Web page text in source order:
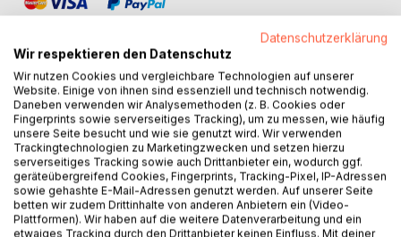
BESCHREIBUNG
Das Buch „Letzte Flüchtlingszüge aus Ostpreußen“ füllt
zum Thema „Flucht und Vertreibung“ für Historiker,
Geschichtsinteressierte sowie Heimatvertriebene und
deren Nachkommen eine Lücke, denn es handelt sich um
eine erste zusammenhängende Darstellung der letzten
Datenschutzerklärung
Wir respektieren den Datenschutz
Wir nutzen Cookies und vergleichbare Technologien auf unserer
Website. Einige von ihnen sind essenziell und technisch notwendig.
Daneben verwenden wir Analysemethoden (z. B. Cookies oder
Fingerprints sowie serverseitiges Tracking), um zu messen, wie häufig
unsere Seite besucht und wie sie genutzt wird. Wir verwenden
Trackingtechnologien zu Marketingzwecken und setzen hierzu
serverseitiges Tracking sowie auch Drittanbieter ein, wodurch ggf.
geräteübergreifend Cookies, Fingerprints, Tracking-Pixel, IP-Adressen
sowie gehashte E-Mail-Adressen genutzt werden. Auf unserer Seite
betten wir zudem Drittinhalte von anderen Anbietern ein (Video-
Plattformen). Wir haben auf die weitere Datenverarbeitung und ein
etwaiges Tracking durch den Drittanbieter keinen Einfluss. Mit deiner